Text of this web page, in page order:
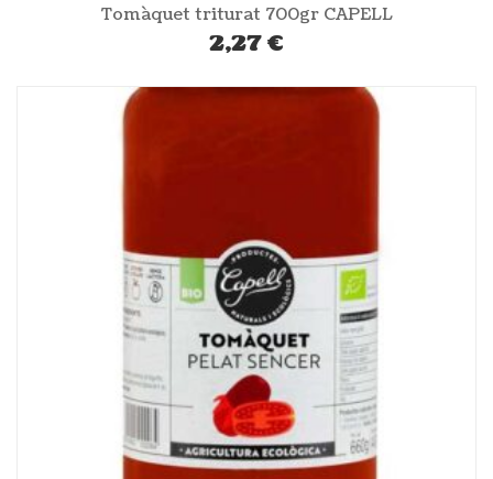
Tomàquet triturat 700gr CAPELL
2,27€